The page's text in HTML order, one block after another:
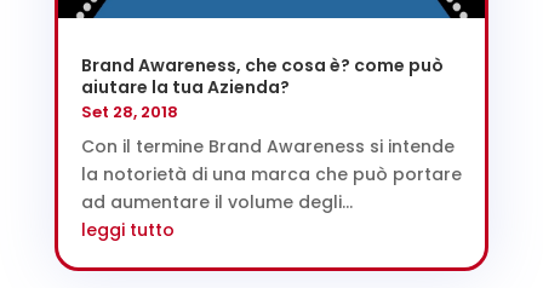
Brand Awareness, che cosa è? come può
aiutare la tua Azienda?
Set 28, 2018
Con il termine Brand Awareness si intende
la notorietà di una marca che può portare
ad aumentare il volume degli...
leggi tutto